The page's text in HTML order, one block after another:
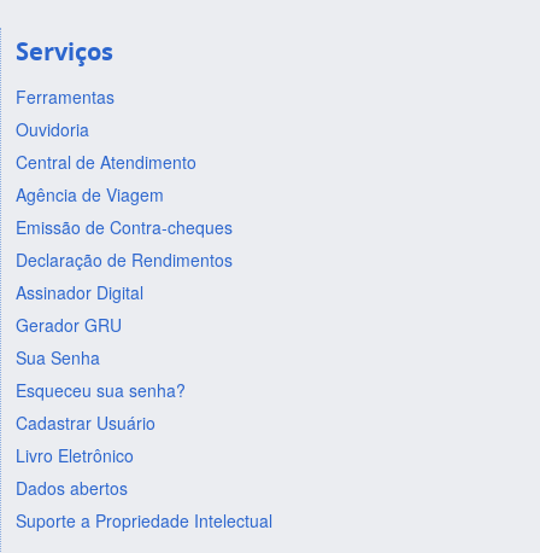
Serviços
Ferramentas
Ouvidoria
Central de Atendimento
Agência de Viagem
Emissão de Contra-cheques
Declaração de Rendimentos
Assinador Digital
Gerador GRU
Sua Senha
Esqueceu sua senha?
Cadastrar Usuário
Livro Eletrônico
Dados abertos
Suporte a Propriedade Intelectual